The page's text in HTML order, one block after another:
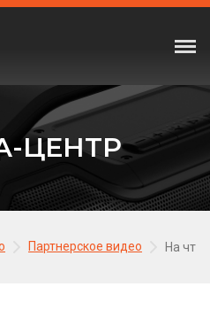
ЦЕНТР
Партнерское видео На что